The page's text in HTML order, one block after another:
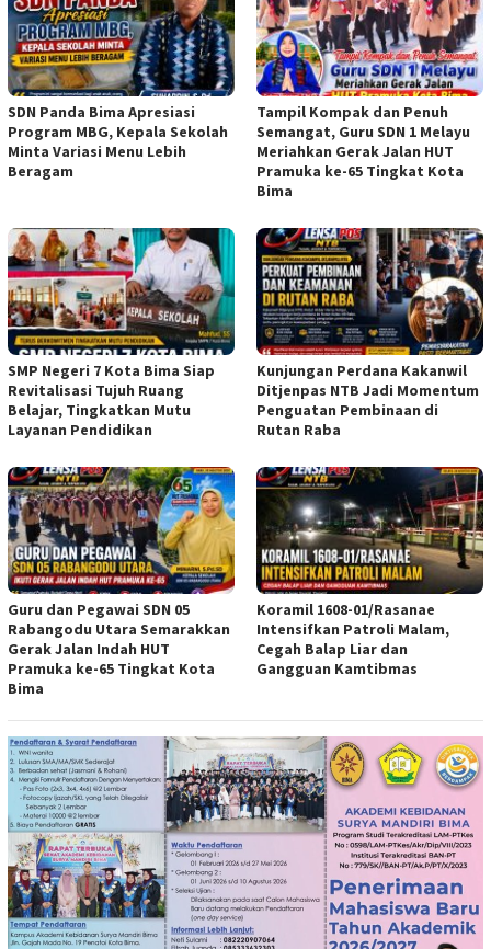
SDN Panda Bima Apresiasi
Program MBG, Kepala Sekolah
Minta Variasi Menu Lebih
Beragam
Tampil Kompak dan Penuh
Semangat, Guru SDN 1 Melayu
Meriahkan Gerak Jalan HUT
Pramuka ke-65 Tingkat Kota
Bima
SMP Negeri 7 Kota Bima Siap
Revitalisasi Tujuh Ruang
Belajar, Tingkatkan Mutu
Layanan Pendidikan
Kunjungan Perdana Kakanwil
Ditjenpas NTB Jadi Momentum
Penguatan Pembinaan di
Rutan Raba
Guru dan Pegawai SDN 05
Rabangodu Utara Semarakkan
Gerak Jalan Indah HUT
Pramuka ke-65 Tingkat Kota
Bima
Koramil 1608-01/Rasanae
Intensifkan Patroli Malam,
Cegah Balap Liar dan
Gangguan Kamtibmas